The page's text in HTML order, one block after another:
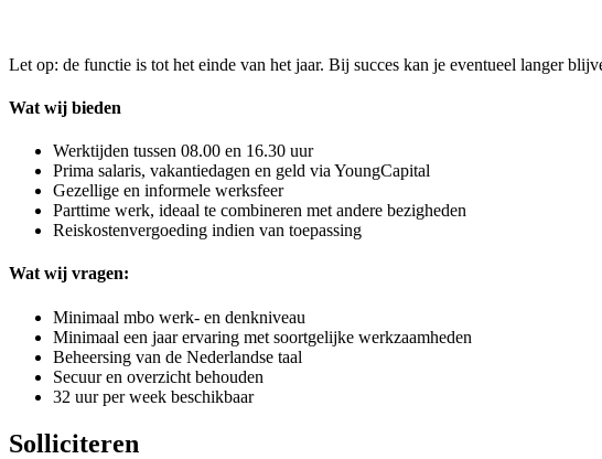
Let op: de functie is tot het einde van het jaar. Bij succes kan je eventueel langer
Wat wij bieden
Werktijden tussen 08.00 en 16.30 uur
Prima salaris, vakantiedagen en geld via YoungCapital
Gezellige en informele werksfeer
Parttime werk, ideaal te combineren met andere bezigheden
Reiskostenvergoeding indien van toepassing
Wat wij vragen:
Minimaal mbo werk- en denkniveau
Minimaal een jaar ervaring met soortgelijke werkzaamheden
Beheersing van de Nederlandse taal
Secuur en overzicht behouden
32 uur per week beschikbaar
Solliciteren